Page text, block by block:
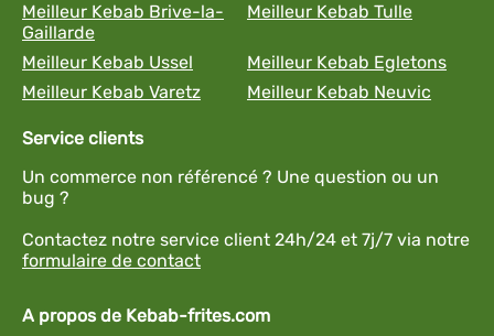
Meilleur Kebab Brive-la-
Gaillarde
Meilleur Kebab Tulle
Meilleur Kebab Ussel
Meilleur Kebab Egletons
Meilleur Kebab Varetz
Meilleur Kebab Neuvic
Service clients
Un commerce non référencé ? Une question ou un
bug ?
Contactez notre service client 24h/24 et 7j/7 via notre
formulaire de contact
A propos de Kebab-frites.com